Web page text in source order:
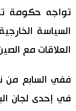
تواجه حكومة
السياسة
العلاقات مع
ففي السابع من
في إحدى لجان